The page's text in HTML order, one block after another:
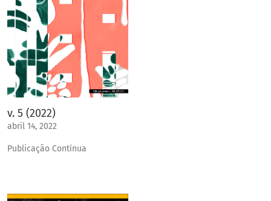
v. 5 (2022)
abril 14, 2022
Publicação Contínua